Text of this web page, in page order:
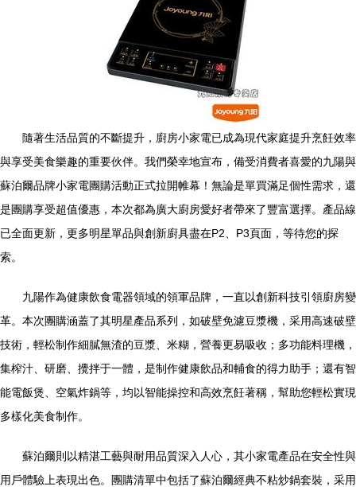
隨著生活品質的不斷提升，廚房小家電已成為現代家庭提升烹飪效率
與享受美食樂趣的重要伙伴。我們榮幸地宣布，備受消費者喜愛的九陽與
蘇泊爾品牌小家電團購活動正式拉開帷幕！無論是單買滿足個性需求，還
是團購享受超值優惠，本次都為廣大廚房愛好者帶來了豐富選擇。產品線
已全面更新，更多明星單品與創新廚具盡在P2、P3頁面，等待您的探
索。
九陽作為健康飲食電器領域的領軍品牌，一直以創新科技引領廚房變
革。本次團購涵蓋了其明星產品系列，如破壁免濾豆漿機，采用高速破壁
技術，輕松制作細膩無渣的豆漿、米糊，營養更易吸收；多功能料理機，
集榨汁、研磨、攪拌于一體，是制作健康飲品和輔食的得力助手；還有智
能電飯煲、空氣炸鍋等，均以智能操控和高效烹飪著稱，幫助您輕松實現
多樣化美食制作。
蘇泊爾則以精湛工藝與耐用品質深入人心，其小家電產品在安全性與
用戶體驗上表現出色。團購清單中包括了蘇泊爾經典不粘炒鍋套裝，采用